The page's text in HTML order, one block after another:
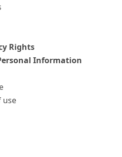
Rights
Information
use